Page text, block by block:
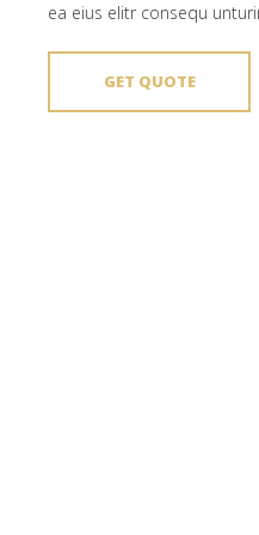
ea eius elitr consequ
GET QUOTE